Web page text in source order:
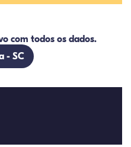
com todos os dados.
- SC